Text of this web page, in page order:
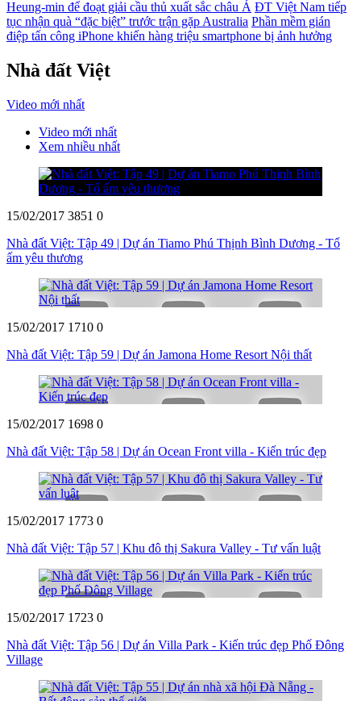
Heung-min để đoạt giải cầu thủ xuất sắc châu Á ĐT Việt Nam tiếp
tục nhận quà “đặc biệt” trước trận gặp Australia Phần mềm gián
điệp tấn công iPhone khiến hàng triệu smartphone bị ảnh hưởng
Nhà đất Việt
Video mới nhất
Video mới nhất
Xem nhiều nhất
15/02/2017 3851 0
Nhà đất Việt: Tập 49 | Dự án Tiamo Phú Thịnh Bình Dương - Tổ
ấm yêu thương
15/02/2017 1710 0
Nhà đất Việt: Tập 59 | Dự án Jamona Home Resort Nội thất
15/02/2017 1698 0
Nhà đất Việt: Tập 58 | Dự án Ocean Front villa - Kiến trúc đẹp
15/02/2017 1773 0
Nhà đất Việt: Tập 57 | Khu đô thị Sakura Valley - Tư vấn luật
15/02/2017 1723 0
Nhà đất Việt: Tập 56 | Dự án Villa Park - Kiến trúc đẹp Phố Đông
Village